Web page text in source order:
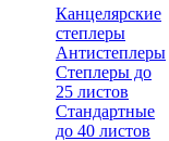
Канцелярские
степлеры
Антистеплеры
Степлеры до
25 листов
Стандартные
до 40 листов